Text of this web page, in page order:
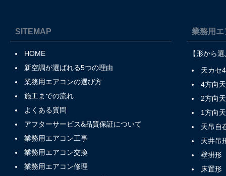
SITEMAP
HOME
新空調が選ばれる5つの理由
業務用エアコンの選び方
施工までの流れ
よくある質問
アフターサービス&品質保証について
業務用エアコン工事
業務用エアコン交換
業務用エアコン修理
業務用エ
【形から
天カセ
4方向
2方向
1方向
天吊自
天井吊
壁掛形
床置形